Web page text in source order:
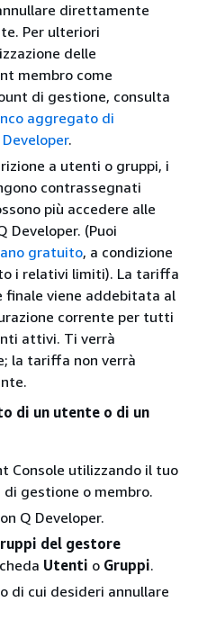
direttamente
Per ulteriori
delle
membro come
di gestione, consulta
aggregato di
.
a utenti o gruppi, i
contrassegnati
più accedere alle
Developer. (Puoi
gratuito, a condizione
i relativi limiti). La tariffa
finale viene addebitata al
corrente per tutti
attivi. Ti verrà
la tariffa non verrà
di un utente o di un
Console utilizzando il tuo
di gestione o membro.
Q Developer.
del gestore
Utenti o Gruppi.
di cui desideri annullare